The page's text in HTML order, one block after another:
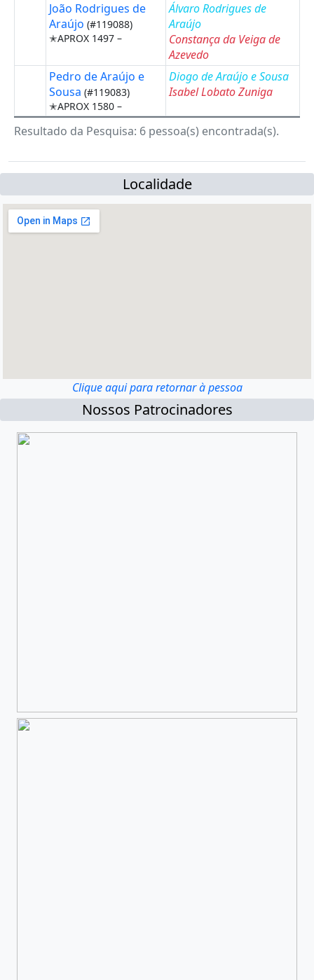
João Rodrigues de
Araújo (#119088)
✭APROX 1497 –
Álvaro Rodrigues de
Araújo
Constança da Veiga de
Azevedo
Pedro de Araújo e
Sousa (#119083)
✭APROX 1580 –
Diogo de Araújo e Sousa
Isabel Lobato Zuniga
Resultado da Pesquisa: 6 pessoa(s) encontrada(s).
Localidade
Clique aqui para retornar à pessoa
Nossos Patrocinadores